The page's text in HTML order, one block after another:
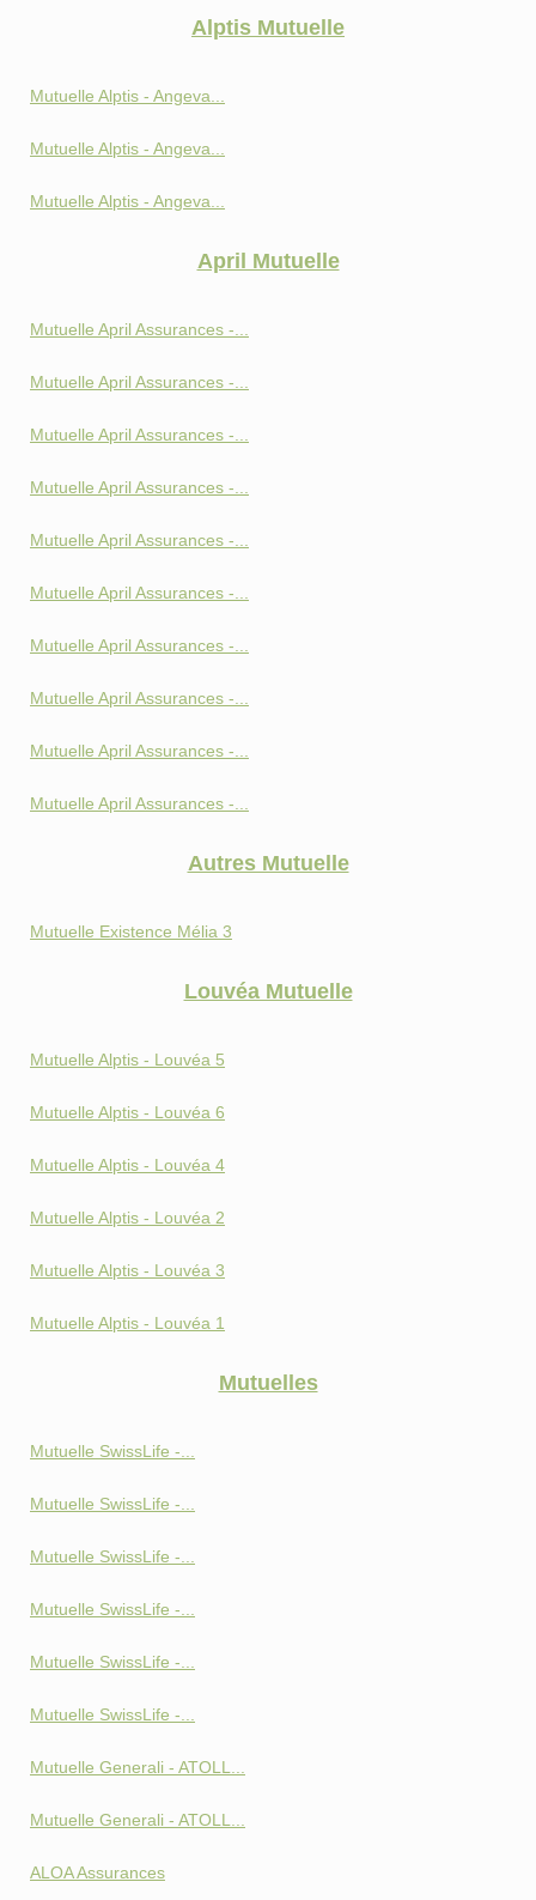
Alptis Mutuelle
Mutuelle Alptis - Angeva...
Mutuelle Alptis - Angeva...
Mutuelle Alptis - Angeva...
April Mutuelle
Mutuelle April Assurances -...
Mutuelle April Assurances -...
Mutuelle April Assurances -...
Mutuelle April Assurances -...
Mutuelle April Assurances -...
Mutuelle April Assurances -...
Mutuelle April Assurances -...
Mutuelle April Assurances -...
Mutuelle April Assurances -...
Mutuelle April Assurances -...
Autres Mutuelle
Mutuelle Existence Mélia 3
Louvéa Mutuelle
Mutuelle Alptis - Louvéa 5
Mutuelle Alptis - Louvéa 6
Mutuelle Alptis - Louvéa 4
Mutuelle Alptis - Louvéa 2
Mutuelle Alptis - Louvéa 3
Mutuelle Alptis - Louvéa 1
Mutuelles
Mutuelle SwissLife -...
Mutuelle SwissLife -...
Mutuelle SwissLife -...
Mutuelle SwissLife -...
Mutuelle SwissLife -...
Mutuelle SwissLife -...
Mutuelle Generali - ATOLL...
Mutuelle Generali - ATOLL...
ALOA Assurances